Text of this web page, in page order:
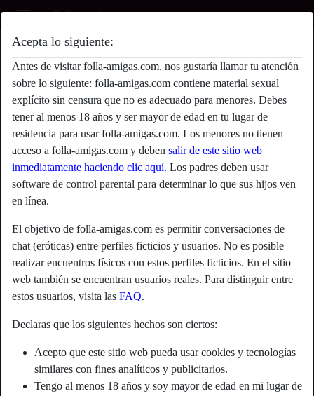
Acepta lo siguiente:
Antes de visitar folla-amigas.com, nos gustaría llamar tu atención
sobre lo siguiente: folla-amigas.com contiene material sexual
explícito sin censura que no es adecuado para menores. Debes
tener al menos 18 años y ser mayor de edad en tu lugar de
residencia para usar folla-amigas.com. Los menores no tienen
acceso a folla-amigas.com y deben salir de este sitio web
inmediatamente haciendo clic aquí. Los padres deben usar
software de control parental para determinar lo que sus hijos ven
en línea.
El objetivo de folla-amigas.com es permitir conversaciones de
chat (eróticas) entre perfiles ficticios y usuarios. No es posible
realizar encuentros físicos con estos perfiles ficticios. En el sitio
web también se encuentran usuarios reales. Para distinguir entre
estos usuarios, visita las FAQ.
Declaras que los siguientes hechos son ciertos:
Acepto que este sitio web pueda usar cookies y tecnologías
similares con fines analíticos y publicitarios.
Tengo al menos 18 años y soy mayor de edad en mi lugar de
Sergio72's perfil
star Agregar
Apodo:
Sergio72
Edad:
53
País:
España